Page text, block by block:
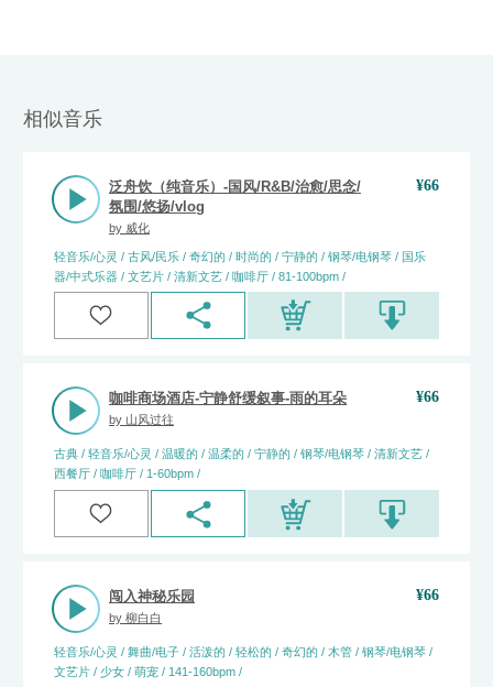
相似音乐
泛舟饮（纯音乐）-国风/R&B/治愈/思念/
氛围/悠扬/vlog
by 威化
¥66
轻音乐/心灵 / 古风/民乐 / 奇幻的 / 时尚的 / 宁静的 / 钢琴/电钢琴 / 国乐
器/中式乐器 / 文艺片 / 清新文艺 / 咖啡厅 / 81-100bpm /
咖啡商场酒店-宁静舒缓叙事-雨的耳朵
by 山风过往
¥66
古典 / 轻音乐/心灵 / 温暖的 / 温柔的 / 宁静的 / 钢琴/电钢琴 / 清新文艺 /
西餐厅 / 咖啡厅 / 1-60bpm /
闯入神秘乐园
by 柳白白
¥66
轻音乐/心灵 / 舞曲/电子 / 活泼的 / 轻松的 / 奇幻的 / 木管 / 钢琴/电钢琴 /
文艺片 / 少女 / 萌宠 / 141-160bpm /